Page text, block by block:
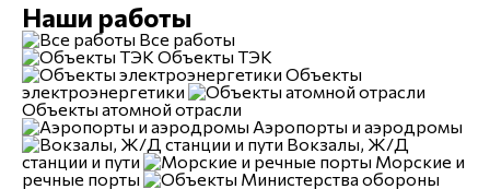
Наши работы
Все работы
Объекты ТЭК
Объекты
электроэнергетики
Объекты атомной отрасли
Аэропорты и аэродромы
Вокзалы, Ж/Д
станции и пути
Морские и
речные порты